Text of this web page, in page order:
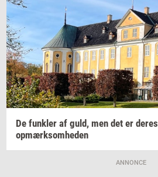
De funk­ler af guld, men det er deres
op­mærk­som­he­den
ANNONCE